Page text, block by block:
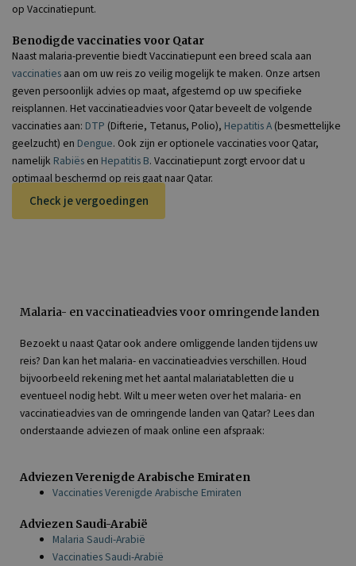
op Vaccinatiepunt.
Benodigde vaccinaties voor Qatar
Naast malaria-preventie biedt Vaccinatiepunt een breed scala aan
vaccinaties aan om uw reis zo veilig mogelijk te maken. Onze artsen
geven persoonlijk advies op maat, afgestemd op uw specifieke
reisplannen. Het vaccinatieadvies voor Qatar beveelt de volgende
vaccinaties aan: DTP (Difterie, Tetanus, Polio), Hepatitis A (besmettelijke
geelzucht) en Dengue. Ook zijn er optionele vaccinaties voor Qatar,
namelijk Rabiës en Hepatitis B. Vaccinatiepunt zorgt ervoor dat u
optimaal beschermd op reis gaat naar Qatar.
Check je vergoedingen
Malaria- en vaccinatieadvies voor omringende landen
Bezoekt u naast Qatar ook andere omliggende landen tijdens uw
reis? Dan kan het malaria- en vaccinatieadvies verschillen. Houd
bijvoorbeeld rekening met het aantal malariatabletten die u
eventueel nodig hebt. Wilt u meer weten over het malaria- en
vaccinatieadvies van de omringende landen van Qatar? Lees dan
onderstaande adviezen of maak online een afspraak:
Adviezen Verenigde Arabische Emiraten
Vaccinaties Verenigde Arabische Emiraten
Adviezen Saudi-Arabië
Malaria Saudi-Arabië
Vaccinaties Saudi-Arabië